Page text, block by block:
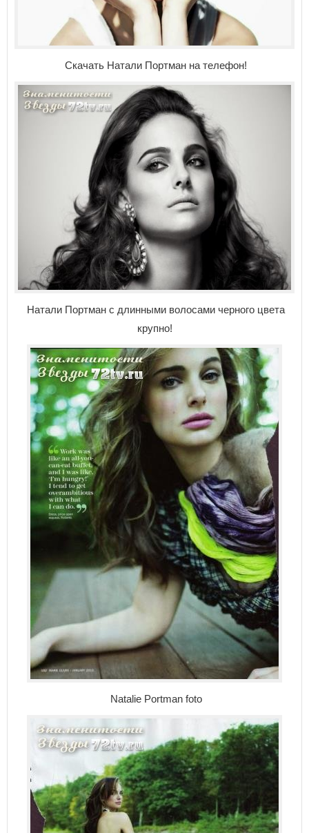
Скачать Натали Портман на телефон!
Натали Портман с длинными волосами черного цвета
крупно!
Natalie Portman foto